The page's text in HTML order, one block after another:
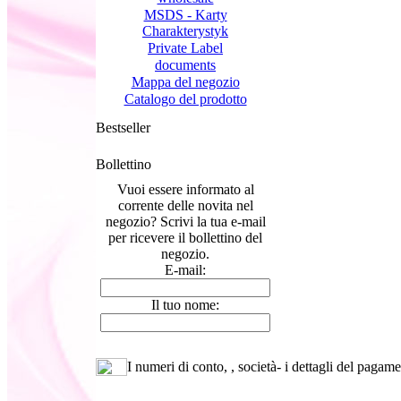
MSDS - Karty
Charakterystyk
Private Label
documents
Mappa del negozio
Catalogo del prodotto
Bestseller
Bollettino
Vuoi essere informato al
corrente delle novita nel
negozio? Scrivi la tua e-mail
per ricevere il bollettino del
negozio.
E-mail:
Il tuo nome:
I numeri di conto, , società- i dettagli del